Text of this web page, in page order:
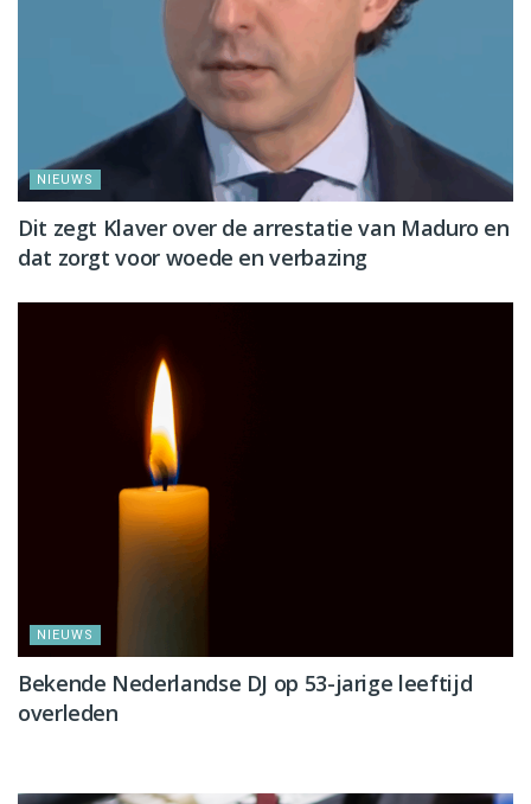
NIEUWS
Dit zegt Klaver over de arrestatie van Maduro en
dat zorgt voor woede en verbazing
NIEUWS
Bekende Nederlandse DJ op 53-jarige leeftijd
overleden